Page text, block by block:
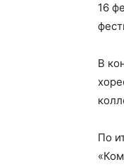
16
В
По